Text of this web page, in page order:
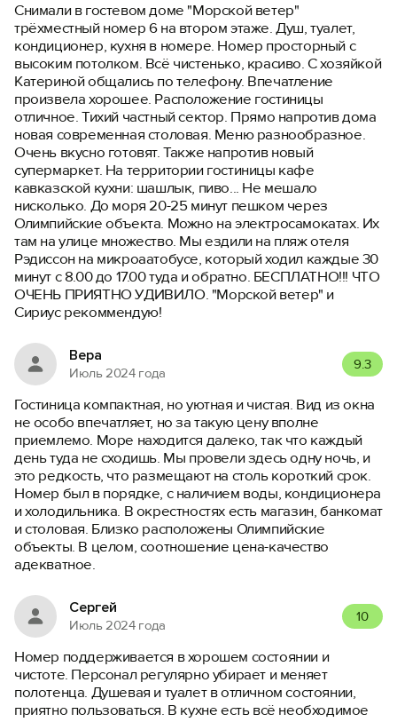
Снимали в гостевом доме "Морской ветер"
трёхместный номер 6 на втором этаже. Душ, туалет,
кондиционер, кухня в номере. Номер просторный с
высоким потолком. Всё чистенько, красиво. С хозяйкой
Катериной общались по телефону. Впечатление
произвела хорошее. Расположение гостиницы
отличное. Тихий частный сектор. Прямо напротив дома
новая современная столовая. Меню разнообразное.
Очень вкусно готовят. Также напротив новый
супермаркет. На территории гостиницы кафе
кавказской кухни: шашлык, пиво... Не мешало
нисколько. До моря 20-25 минут пешком через
Олимпийские объекта. Можно на электросамокатах. Их
там на улице множество. Мы ездили на пляж отеля
Рэдиссон на микроаатобусе, который ходил каждые 30
минут с 8.00 до 17.00 туда и обратно. БЕСПЛАТНО!!! ЧТО
ОЧЕНЬ ПРИЯТНО УДИВИЛО. "Морской ветер" и
Сириус рекоммендую!
Вера
Июль 2024 года
9.3
Гостиница компактная, но уютная и чистая. Вид из окна
не особо впечатляет, но за такую цену вполне
приемлемо. Море находится далеко, так что каждый
день туда не сходишь. Мы провели здесь одну ночь, и
это редкость, что размещают на столь короткий срок.
Номер был в порядке, с наличием воды, кондиционера
и холодильника. В окрестностях есть магазин, банкомат
и столовая. Близко расположены Олимпийские
объекты. В целом, соотношение цена-качество
адекватное.
Сергей
Июль 2024 года
10
Номер поддерживается в хорошем состоянии и
чистоте. Персонал регулярно убирает и меняет
полотенца. Душевая и туалет в отличном состоянии,
приятно пользоваться. В кухне есть всё необходимое